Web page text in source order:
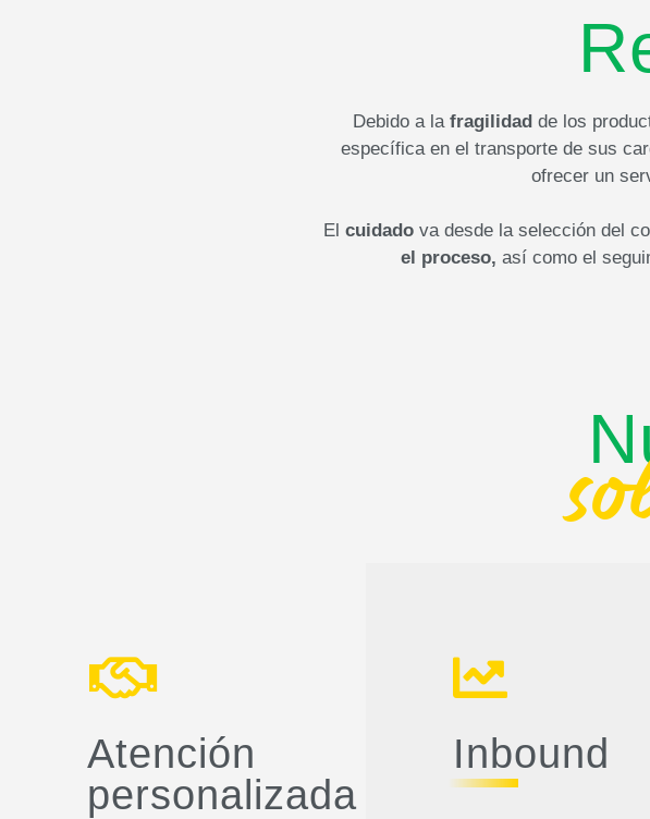
Debido a la fragilidad de los
específica en el transporte de sus
ofrecer un
El cuidadova desde la selección del
el proceso, así como el
Atención
personalizada
Inbound